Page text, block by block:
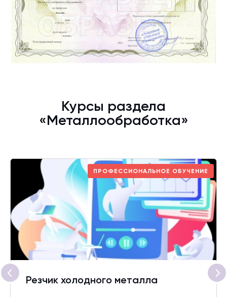
Курсы раздела
«Металлообработка»
ПРОФЕССИОНАЛЬНОЕ ОБУЧЕНИЕ
Резчик холодного металла